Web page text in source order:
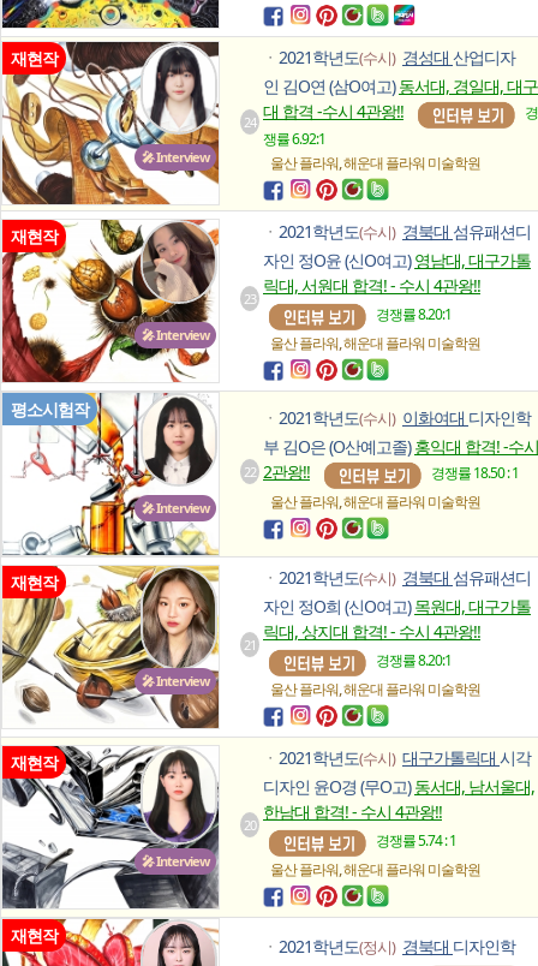
🎤 Interview
재현작
24
ㆍ 2021학년도(수시) 경성대 산업디자
인 김O연 (삼O여고)동서대, 경일대, 대구
대 합격 -수시 4관왕!!
경
쟁률 6.92:1
울산 플라워,해운대 플라워미술학원
🎤 Interview
재현작
23
ㆍ 2021학년도(수시) 경북대 섬유패션디
자인 정O윤 (신O여고)영남대, 대구가톨
릭대, 서원대 합격! - 수시 4관왕!!
경쟁률 8.20:1
울산 플라워,해운대 플라워미술학원
🎤 Interview
평소시험작
22
ㆍ 2021학년도(수시) 이화여대 디자인학
부 김O은 (O산예고졸)홍익대 합격! -수시
2관왕!!
경쟁률 18.50 : 1
울산 플라워,해운대 플라워미술학원
🎤 Interview
재현작
21
ㆍ 2021학년도(수시) 경북대 섬유패션디
자인 정O희 (신O여고)목원대, 대구가톨
릭대, 상지대 합격! - 수시 4관왕!!
경쟁률 8.20:1
울산 플라워,해운대 플라워미술학원
🎤 Interview
재현작
20
ㆍ 2021학년도(수시) 대구가톨릭대 시각
디자인 윤O경 (무O고)동서대, 남서울대,
한남대 합격! - 수시 4관왕!!
경쟁률 5.74 : 1
울산 플라워,해운대 플라워미술학원
재현작
ㆍ 2021학년도(정시) 경북대 디자인학